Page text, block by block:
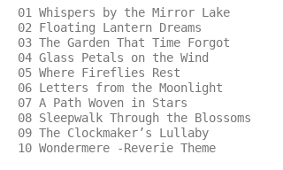
01 Whispers by the Mirror Lake
02 Floating Lantern Dreams
03 The Garden That Time Forgot
04 Glass Petals on the Wind
05 Where Fireflies Rest
06 Letters from the Moonlight
07 A Path Woven in Stars
08 Sleepwalk Through the Blossoms
09 The Clockmaker’s Lullaby
10 Wondermere -Reverie Theme